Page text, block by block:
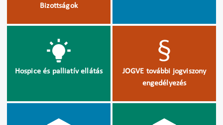
Bizottságok
Hospice és palliatív ellátás
JOGVE további jogviszony
engedélyezés